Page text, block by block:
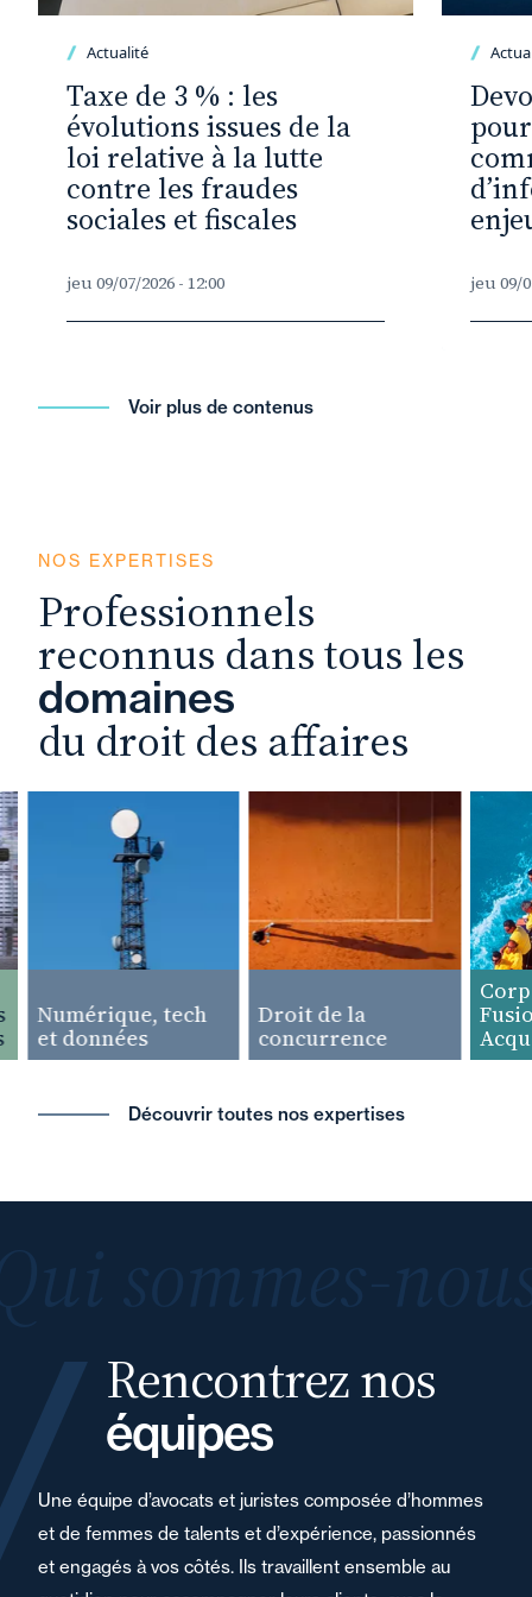
Actualité
Taxe de 3 % : les
évolutions issues de la
loi relative à la lutte
contre les fraudes
sociales et fiscales
jeu 09/07/2026 - 12:00 jeu 09/
Voir plus de contenus
NOS EXPERTISES
Professionnels
reconnus dans tous les
domaines
du droit des affaires
Numérique, tech
et données
Droit de la
concurrence
Découvrir toutes nos expertises
Rencontrez nos
équipes
Une équipe d’avocats et juristes composée d’hommes
et de femmes de talents et d’expérience, passionnés
et engagés à vos côtés. Ils travaillent ensemble au